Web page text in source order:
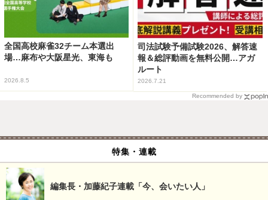
全国高校麻雀32チーム本選出
場…麻布や大阪星光、東海も
2026.8.5
司法試験予備試験2026、解答速
報＆総評動画を無料公開…アガ
ルート
2026.7.21
Recommended by
特集・連載
編集長・加藤紀子連載「今、会いたい人」